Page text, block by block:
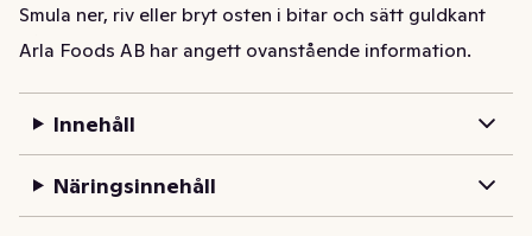
Smula ner, riv eller bryt osten i bitar och sätt guldkant
på gratängen eller pastarätten.
Passar både som salladsost och som matlagningsost.
tuggmotstånd och den behåller sin form i varm mat.
Smula ner, riv eller bryt osten i bitar och sätt guldkant
Arla Foods AB har angett ovanstående information.
Innehåll
Näringsinnehåll